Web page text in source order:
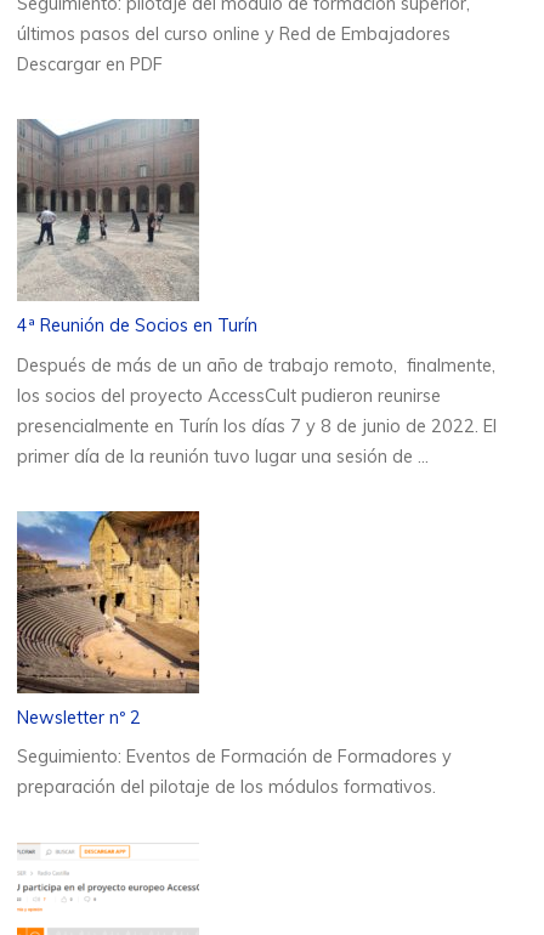
últimos pasos del curso online y Red de Embajadores
Descargar en PDF
4ª Reunión de Socios en Turín
Después de más de un año de trabajo remoto, finalmente,
los socios del proyecto AccessCult pudieron reunirse
presencialmente en Turín los días 7 y 8 de junio de 2022. El
primer día de la reunión tuvo lugar una sesión de …
Newsletter nº 2
Seguimiento: Eventos de Formación de Formadores y
preparación del pilotaje de los módulos formativos.